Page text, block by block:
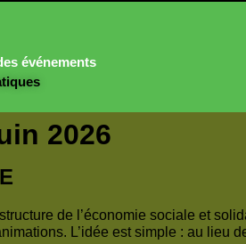
événements
2026
de l’économie sociale et
L’idée est simple : au lieu